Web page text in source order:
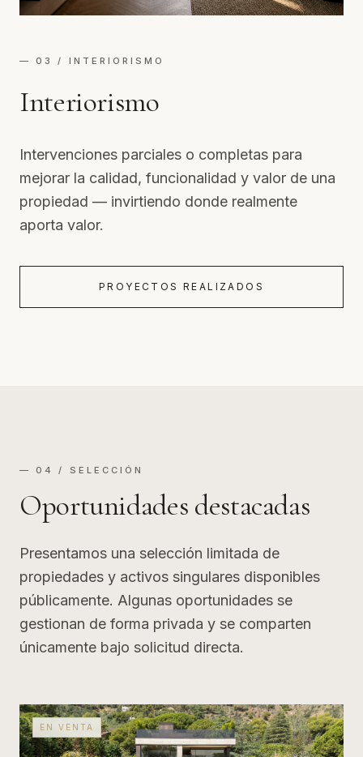
— 03 / INTERIORISMO
Interiorismo
Intervenciones parciales o completas para
mejorar la calidad, funcionalidad y valor de una
propiedad — invirtiendo donde realmente
aporta valor.
PROYECTOS REALIZADOS
— 04 / SELECCIÓN
Oportunidades destacadas
Presentamos una selección limitada de
propiedades y activos singulares disponibles
públicamente. Algunas oportunidades se
gestionan de forma privada y se comparten
únicamente bajo solicitud directa.
EN VENTA